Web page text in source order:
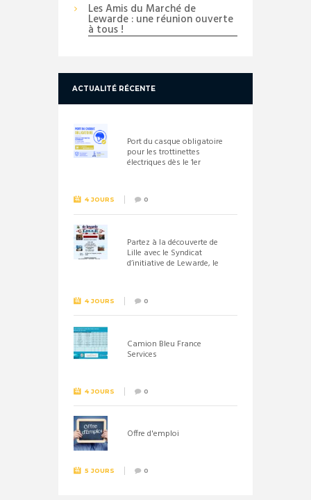
Les Amis du Marché de
Lewarde : une réunion ouverte
à tous !
ACTUALITÉ RÉCENTE
Port du casque obligatoire
pour les trottinettes
électriques dès le 1er
4 JOURS 0
Partez à la découverte de
Lille avec le Syndicat
d’initiative de Lewarde, le
4 JOURS 0
Camion Bleu France
Services
4 JOURS 0
Offre d'emploi
5 JOURS 0